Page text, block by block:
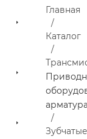
Главная
Каталог
арматура